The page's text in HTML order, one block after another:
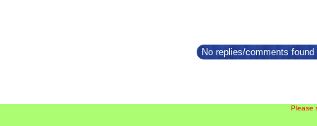
No replies/comments
Please